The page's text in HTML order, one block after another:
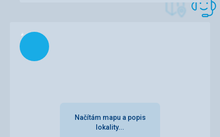
Načítám
Načítám mapu a popis
lokality...